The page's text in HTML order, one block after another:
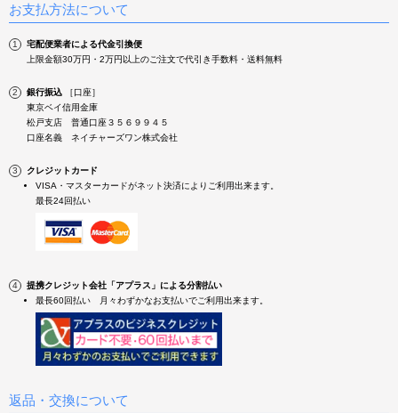
お支払方法について
宅配便業者による代金引換便
上限金額30万円・2万円以上のご注文で代引き手数料・送料無料
銀行振込 ［口座］
東京ベイ信用金庫
松戸支店 普通口座３５６９９４５
口座名義 ネイチャーズワン株式会社
クレジットカード
VISA・マスターカードがネット決済によりご利用出来ます。
最長24回払い
提携クレジット会社「アプラス」による分割払い
最長60回払い 月々わずかなお支払いでご利用出来ます。
返品・交換について